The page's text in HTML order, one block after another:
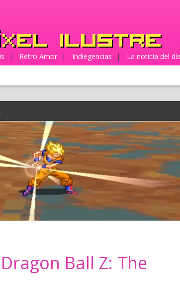
| Retro Amor | Indiegencias | La noticia del día
Ball Z: The